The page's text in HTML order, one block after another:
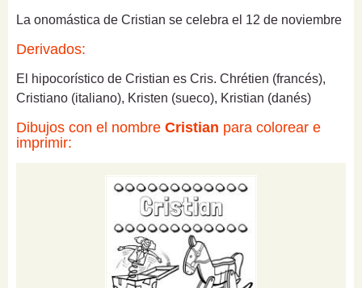
La onomástica de Cristian se celebra el 12 de noviembre
Derivados:
El hipocorístico de Cristian es Cris. Chrétien (francés),
Cristiano (italiano), Kristen (sueco), Kristian (danés)
Dibujos con el nombre Cristian para colorear e
imprimir: